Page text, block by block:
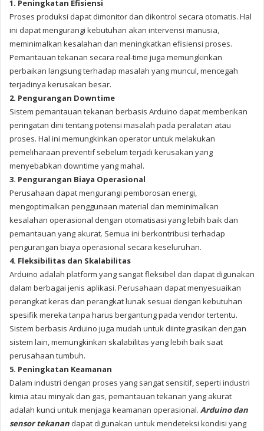
1. Peningkatan Efisiensi
Proses produksi dapat dimonitor dan dikontrol secara otomatis. Hal
ini dapat mengurangi kebutuhan akan intervensi manusia,
meminimalkan kesalahan dan meningkatkan efisiensi proses.
Pemantauan tekanan secara real-time juga memungkinkan
perbaikan langsung terhadap masalah yang muncul, mencegah
terjadinya kerusakan besar.
2. Pengurangan Downtime
Sistem pemantauan tekanan berbasis Arduino dapat memberikan
peringatan dini tentang potensi masalah pada peralatan atau
proses. Hal ini memungkinkan operator untuk melakukan
pemeliharaan preventif sebelum terjadi kerusakan yang
menyebabkan downtime yang mahal.
3. Pengurangan Biaya Operasional
Perusahaan dapat mengurangi pemborosan energi,
mengoptimalkan penggunaan material dan meminimalkan
kesalahan operasional dengan otomatisasi yang lebih baik dan
pemantauan yang akurat. Semua ini berkontribusi terhadap
pengurangan biaya operasional secara keseluruhan.
4. Fleksibilitas dan Skalabilitas
Arduino adalah platform yang sangat fleksibel dan dapat digunakan
dalam berbagai jenis aplikasi. Perusahaan dapat menyesuaikan
perangkat keras dan perangkat lunak sesuai dengan kebutuhan
spesifik mereka tanpa harus bergantung pada vendor tertentu.
Sistem berbasis Arduino juga mudah untuk diintegrasikan dengan
sistem lain, memungkinkan skalabilitas yang lebih baik saat
perusahaan tumbuh.
5. Peningkatan Keamanan
Dalam industri dengan proses yang sangat sensitif, seperti industri
kimia atau minyak dan gas, pemantauan tekanan yang akurat
adalah kunci untuk menjaga keamanan operasional. Arduino dan
sensor tekanan dapat digunakan untuk mendeteksi kondisi yang